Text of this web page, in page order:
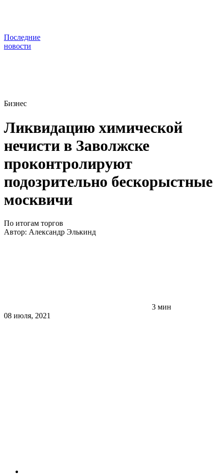
Последние
новости
Бизнес
Ликвидацию химической
нечисти в Заволжске
проконтролируют
подозрительно бескорыстные
москвичи
По итогам торгов
Автор: Александр Элькинд
3 мин
08 июля, 2021